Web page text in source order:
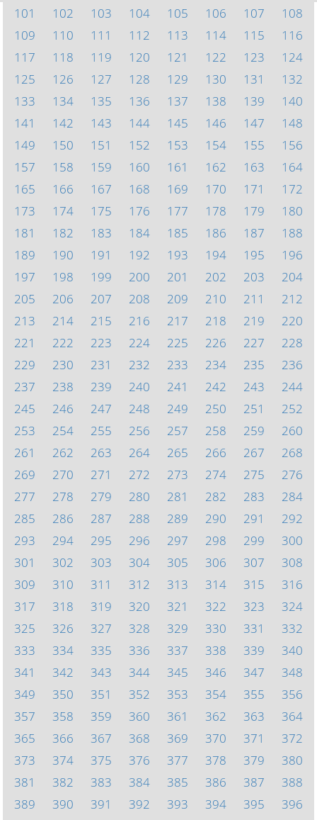
101
102 103 104 105 106 107
108
109
110 111 112 113 114 115
116
117
118 119 120 121 122 123
124
125
126 127 128 129 130 131
132
133
134 135 136 137 138 139
140
141
142 143 144 145 146 147
148
149
150 151 152 153 154 155
156
157
158 159 160 161 162 163
164
165
166 167 168 169 170 171
172
173
174 175 176 177 178 179
180
181
182 183 184 185 186 187
188
189
190 191 192 193 194 195
196
197
198 199 200 201 202 203
204
205
206 207 208 209 210 211
212
213
214 215 216 217 218 219
220
221
222 223 224 225 226 227
228
229
230 231 232 233 234 235
236
237
238 239 240 241 242 243
244
245
246 247 248 249 250 251
252
253
254 255 256 257 258 259
260
261
262 263 264 265 266 267
268
269
270 271 272 273 274 275
276
277
278 279 280 281 282 283
284
285
286 287 288 289 290 291
292
293
294 295 296 297 298 299
300
301
302 303 304 305 306 307
308
309
310 311 312 313 314 315
316
317
318 319 320 321 322 323
324
325
326 327 328 329 330 331
332
333
334 335 336 337 338 339
340
341
342 343 344 345 346 347
348
349
350 351 352 353 354 355
356
357
358 359 360 361 362 363
364
365
366 367 368 369 370 371
372
373
374 375 376 377 378 379
380
381
382 383 384 385 386 387
388
389
390 391 392 393 394 395
396